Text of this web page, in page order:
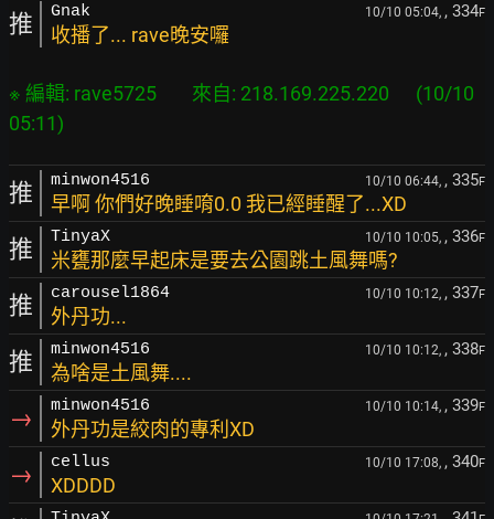
推 Gnak 10/10 05:04, , 334F
收播了... rave晚安囉
※ 編輯: rave5725        來自: 218.169.225.220      (10/10
推 minwon4516 10/10 06:44, , 335F
早啊 你們好晚睡唷0.0 我已經睡醒了...XD
推 TinyaX 10/10 10:05, , 336F
米甕那麼早起床是要去公園跳土風舞嗎?
推 carousel1864 10/10 10:12, , 337F
外丹功...
推 minwon4516 10/10 10:12, , 338F
為啥是土風舞....
→ minwon4516 10/10 10:14, , 339F
外丹功是絞肉的專利XD
→ cellus 10/10 17:08, , 340F
XDDDD